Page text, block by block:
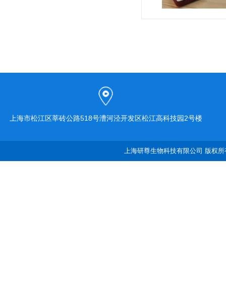
上海市松江区莘砖公路518号漕河泾开发区松江高科技园2号楼
上海研尊生物科技有限公司 版权